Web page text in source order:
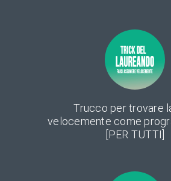
Trucco per trovare
velocemente come
[PER TUTTI]